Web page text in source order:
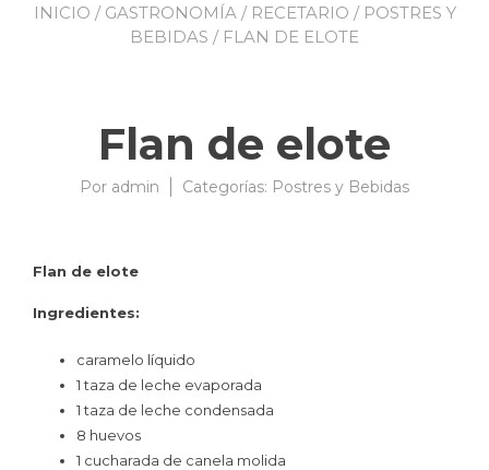
INICIO / GASTRONOMÍA/ RECETARIO / POSTRES Y
BEBIDAS / FLAN DE ELOTE
Flan de elote
Por admin 03/04/2009
Categorías: Postres y Bebidas
Flan de elote
Ingredientes:
caramelo líquido
1 taza de leche evaporada
1 taza de leche condensada
8 huevos
1 cucharada de canela molida